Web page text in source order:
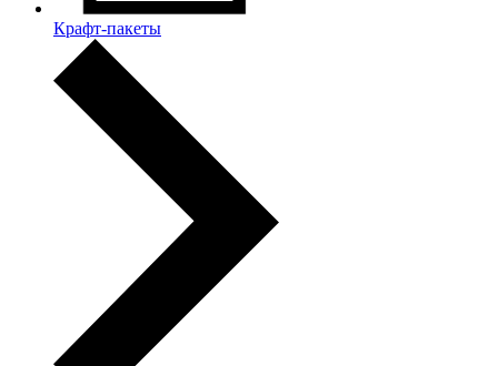
Крафт-пакеты